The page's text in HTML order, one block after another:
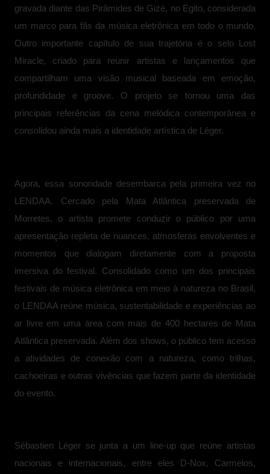
gravada diante das Pirâmides de Gizé, no Egito, considerada
um marco para fãs da música eletrônica em todo o mundo.
Outro importante capítulo de sua trajetória é o selo Lost
Miracle, criado para reunir artistas e lançamentos que
compartilham uma visão musical baseada em emoção,
profundidade e groove. O projeto se tornou uma das
principais referências da cena melódica contemporânea e
consolidou ainda mais a identidade artística de Léger.
Agora, essa sonoridade desembarca pela primeira vez no
LENDAA. Cercado pela Mata Atlântica preservada de
Morretes, o artista promete conduzir o público por uma
apresentação repleta de nuances, atmosferas envolventes e
momentos que dialogam diretamente com a proposta
imersiva do festival. Consolidado como um dos principais
festivais de música eletrônica em meio à natureza no Brasil,
o LENDAA reúne música, sustentabilidade e experiências ao
ar livre em uma área com mais de 400 hectares de Mata
Atlântica preservada. Além dos shows, o público tem acesso
a atividades de conexão com a natureza, como trilhas,
cachoeiras e outras vivências que fazem parte da identidade
do evento.
Sébastien Léger se junta a um line-up que reúne artistas
nacionais e internacionais, entre eles D-Nox, Carmelos,